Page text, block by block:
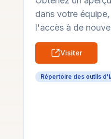
dans votre
l'accès à de
Visiter
Répertoire des outils